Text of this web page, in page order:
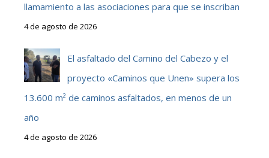
llamamiento a las asociaciones para que se inscriban
4 de agosto de 2026
El asfaltado del Camino del Cabezo y el
proyecto «Caminos que Unen» supera los
13.600 m² de caminos asfaltados, en menos de un
año
4 de agosto de 2026